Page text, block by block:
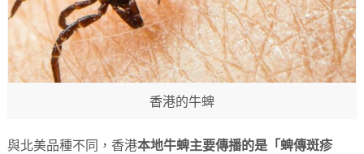
香港的牛蜱
與北美品種不同，香港本地牛蜱主要傳播的是「蜱傳斑疹